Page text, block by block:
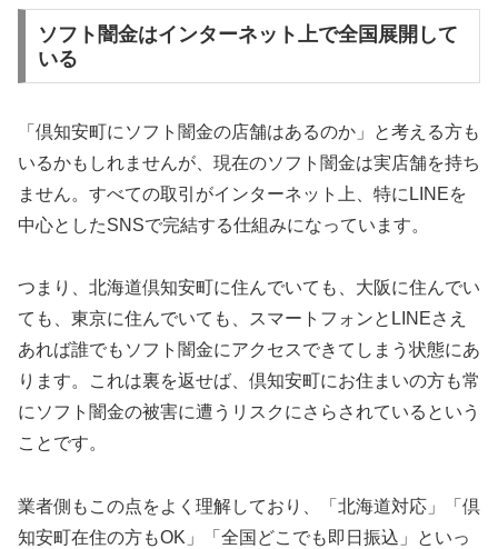
ソフト闇金はインターネット上で全国展開して
いる
「倶知安町にソフト闇金の店舗はあるのか」と考える方も
いるかもしれませんが、現在のソフト闇金は実店舗を持ち
ません。すべての取引がインターネット上、特にLINEを
中心としたSNSで完結する仕組みになっています。
つまり、北海道倶知安町に住んでいても、大阪に住んでい
ても、東京に住んでいても、スマートフォンとLINEさえ
あれば誰でもソフト闇金にアクセスできてしまう状態にあ
ります。これは裏を返せば、倶知安町にお住まいの方も常
にソフト闇金の被害に遭うリスクにさらされているという
ことです。
業者側もこの点をよく理解しており、「北海道対応」「倶
知安町在住の方もOK」「全国どこでも即日振込」といっ